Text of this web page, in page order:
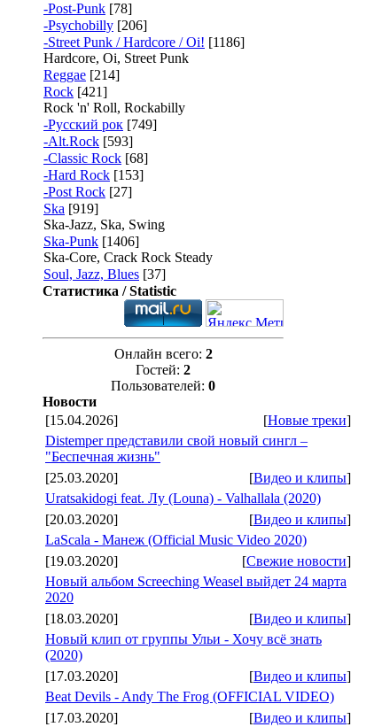
-Post-Punk [78]
-Psychobilly [206]
-Street Punk / Hardcore / Oi! [1186]
Hardcore, Oi, Street Punk
Reggae [214]
Rock [421]
Rock 'n' Roll, Rockabilly
-Русский рок [749]
-Alt.Rock [593]
-Classic Rock [68]
-Hard Rock [153]
-Post Rock [27]
Ska [919]
Ska-Jazz, Ska, Swing
Ska-Punk [1406]
Ska-Core, Crack Rock Steady
Soul, Jazz, Blues [37]
Статистика / Statistic
Онлайн всего: 2
Гостей: 2
Пользователей: 0
Новости
[15.04.2026]
[Новые треки]
Distemper представили свой новый сингл –
"Беспечная жизнь"
[25.03.2020]
[Видео и клипы]
Uratsakidogi feat. Лу (Louna) - Valhallala (2020)
[20.03.2020]
[Видео и клипы]
LaScala - Манеж (Official Music Video 2020)
[19.03.2020]
[Свежие новости]
Новый альбом Screeching Weasel выйдет 24 марта
2020
[18.03.2020]
[Видео и клипы]
Новый клип от группы Ульи - Хочу всё знать
(2020)
[17.03.2020]
[Видео и клипы]
Beat Devils - Andy The Frog (OFFICIAL VIDEO)
[17.03.2020]
[Видео и клипы]